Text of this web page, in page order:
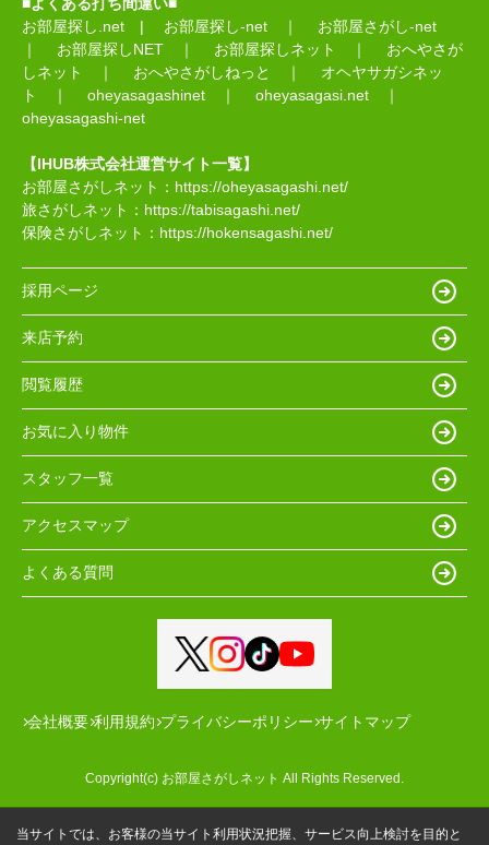
お部屋探し.net | お部屋探し-net ｜ お部屋さがし-net
｜ お部屋探しNET ｜ お部屋探しネット ｜ おへやさが
しネット
｜ おへやさがしねっと ｜ オヘヤサガシネッ
ト
｜ oheyasagashinet ｜ oheyasagasi.net ｜
oheyasagashi-net
【IHUB株式会社運営サイト一覧】
お部屋さがしネット： https://oheyasagashi.net/
旅さがしネット： https://tabisagashi.net/
保険さがしネット： https://hokensagashi.net/
採用ページ
来店予約
閲覧履歴
お気に入り物件
スタッフ一覧
アクセスマップ
よくある質問
会社概要 利用規約 プライバシーポリシー サイトマップ
Copyright(c) お部屋さがしネット All Rights Reserved.
当サイトでは、お客様の当サイト利用状況把握、サービス向上検討を目的と